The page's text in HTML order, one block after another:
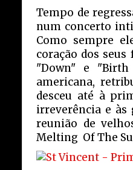
Tempo de
num concerto
Como sempre
coração dos
"Down" e "Birth
americana,
desceu até à
irreverência e às
reunião de
Melting Of The